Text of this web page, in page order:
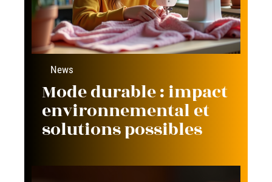
News
Mode durable : impact
environnemental et
solutions possibles